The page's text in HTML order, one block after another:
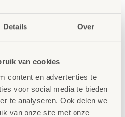
Details Over
van cookies
content en advertenties te
voor social media te bieden
te analyseren. Ook delen we
van onze site met onze
Concept?
en
is uitvoerig getest en
TÜV-keuringen